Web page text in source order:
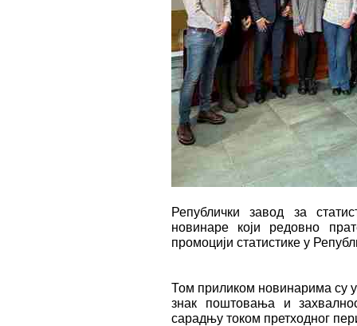
Републички завод за
новинаре који редовно
промоцији статистике у
Том приликом новинарима су
знак поштовања и
сарадњу током претходног